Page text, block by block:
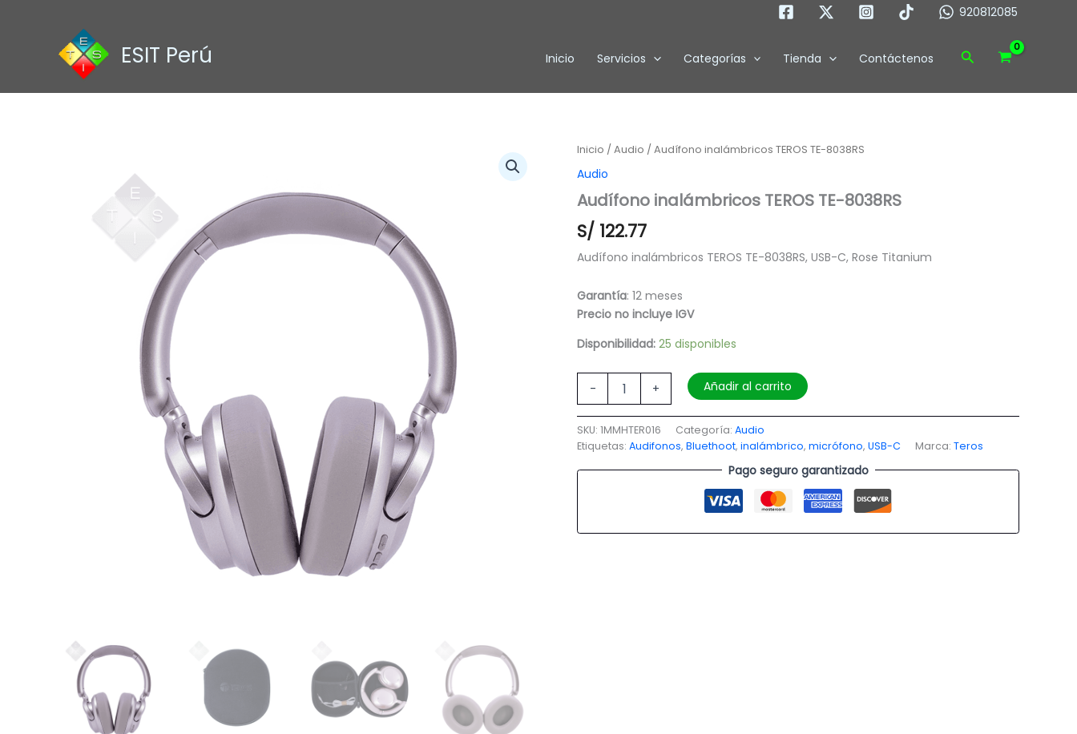
920812085
ESIT Perú Inicio Servicios Categorías Tienda Contáctenos Buscar
Inicio / Audio / Audífono inalámbricos TEROS TE-8038RS
Audio
Audífono inalámbricos TEROS TE-8038RS
S/ 122.77
Audífono inalámbricos TEROS TE-8038RS, USB-C, Rose Titanium
Garantía: 12 meses
Precio no incluye IGV
Disponibilidad: 25 disponibles
-
Audífono
TEROS
TE-
cantidad
+ Añadir al carrito
SKU: 1MMHTER016 Categoría: Audio
Etiquetas: Audifonos, Bluethoot, inalámbrico, micrófono, USB-C Marca: Teros
Pago seguro garantizado
8038RS